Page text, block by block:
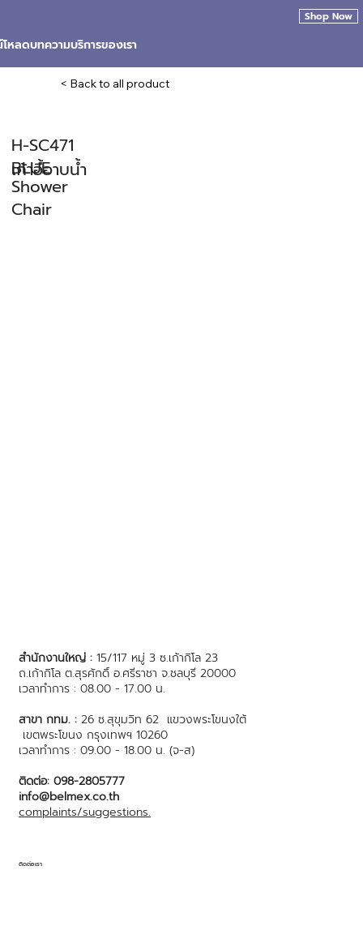
โหลดบทความบริการของเรา
Shop Now
< Back to all product
Shower
Chair
H-SC471
BLUE
เก้าอี้อาบน้ำ
สำนักงานใหญ่ :15/117 หมู่ 3 ซ.เก้ากิโล 23
ถ.เก้ากิโล ต.สุรศักดิ์ อ.ศรีราชา จ.ชลบุรี 20000
เวลาทำการ : 08.00 - 17.00 น.
สาขา กทม. : 26 ซ.สุขุมวิท 62 แขวงพระโขนงใต้
เขตพระโขนง กรุงเทพฯ 10260
เวลาทำการ : 09.00 - 18.00 น. (จ-ส)
ติดต่อ: 098-2805777
info@belmex.co.th
complaints/suggestions.
ติดต่อเรา